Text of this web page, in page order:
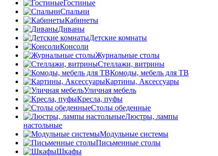
Гостиные
Спальни
Кабинеты
Диваны
Детские комнаты
Консоли
Журнальные столы
Стеллажи, витрины
Комоды, мебель для ТВ
Картины, Аксессуары
Уличная мебель
Кресла, пуфы
Столы обеденные
Люстры, лампы
настольные
Модульные системы
Письменные столы
Шкафы